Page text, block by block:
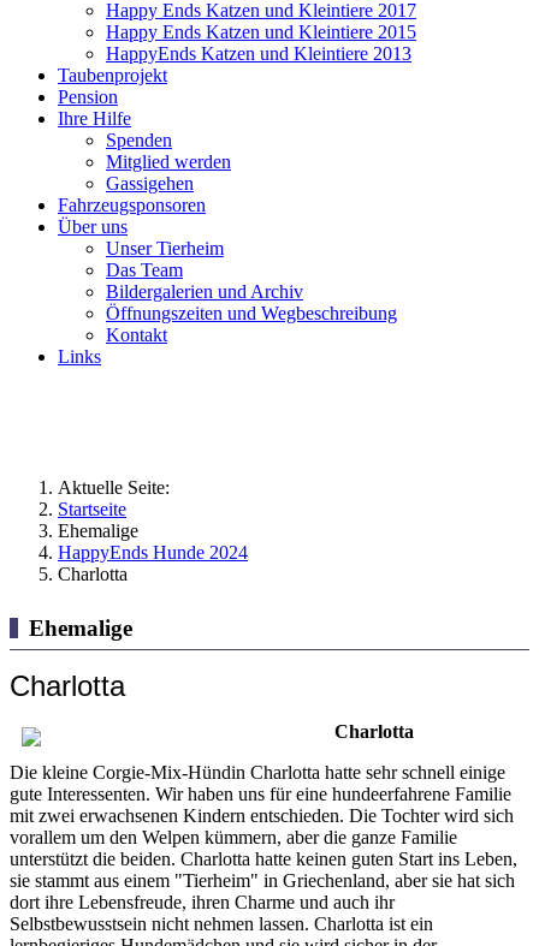
Happy Ends Katzen und Kleintiere 2017
Happy Ends Katzen und Kleintiere 2015
HappyEnds Katzen und Kleintiere 2013
Taubenprojekt
Pension
Ihre Hilfe
Spenden
Mitglied werden
Gassigehen
Fahrzeugsponsoren
Über uns
Unser Tierheim
Das Team
Bildergalerien und Archiv
Öffnungszeiten und Wegbeschreibung
Kontakt
Links
Aktuelle Seite:
Startseite
Ehemalige
HappyEnds Hunde 2024
Charlotta
Ehemalige
Charlotta
Charlotta
Die kleine Corgie-Mix-Hündin Charlotta hatte sehr schnell einige
gute Interessenten. Wir haben uns für eine hundeerfahrene Familie
mit zwei erwachsenen Kindern entschieden. Die Tochter wird sich
vorallem um den Welpen kümmern, aber die ganze Familie
unterstützt die beiden. Charlotta hatte keinen guten Start ins Leben,
sie stammt aus einem "Tierheim" in Griechenland, aber sie hat sich
dort ihre Lebensfreude, ihren Charme und auch ihr
Selbstbewusstsein nicht nehmen lassen. Charlotta ist ein